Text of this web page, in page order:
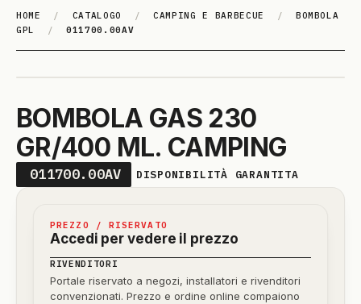
HOME / CATALOGO / CAMPING E BARBECUE /
BOMBOLA
GPL
/ 011700.00AV
BOMBOLA GAS 230
GR/400 ML. CAMPING
011700.00AV DISPONIBILITÀ GARANTITA
PREZZO / RISERVATO
Accedi per vedere il prezzo
RIVENDITORI
Portale riservato a negozi, installatori e rivenditori
convenzionati. Prezzo e ordine online compaiono